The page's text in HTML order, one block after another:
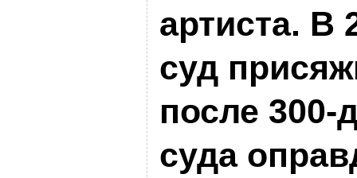
артиста. В
суд
после 300-
суда